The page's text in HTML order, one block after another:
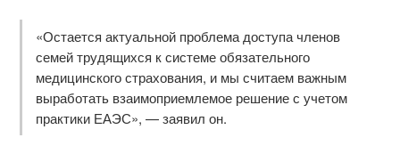
«Остается актуальной проблема доступа членов
семей трудящихся к системе обязательного
медицинского страхования, и мы считаем важным
выработать взаимоприемлемое решение с учетом
практики ЕАЭС», — заявил он.